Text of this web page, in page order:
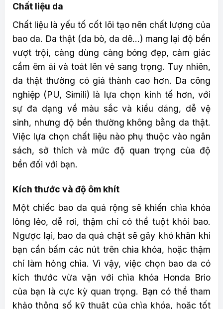
Chất liệu da
Chất liệu là yếu tố cốt lõi tạo nên chất lượng của
bao da. Da thật (da bò, da dê…) mang lại độ bền
vượt trội, càng dùng càng bóng đẹp, cảm giác
cầm êm ái và toát lên vẻ sang trọng. Tuy nhiên,
da thật thường có giá thành cao hơn. Da công
nghiệp (PU, Simili) là lựa chọn kinh tế hơn, với
sự đa dạng về màu sắc và kiểu dáng, dễ vệ
sinh, nhưng độ bền thường không bằng da thật.
Việc lựa chọn chất liệu nào phụ thuộc vào ngân
sách, sở thích và mức độ quan trọng của độ
bền đối với bạn.
Kích thước và độ ôm khít
Một chiếc bao da quá rộng sẽ khiến chìa khóa
lỏng lẻo, dễ rơi, thậm chí có thể tuột khỏi bao.
Ngược lại, bao da quá chật sẽ gây khó khăn khi
bạn cần bấm các nút trên chìa khóa, hoặc thậm
chí làm hỏng chìa. Vì vậy, việc chọn bao da có
kích thước vừa vặn với chìa khóa Honda Brio
của bạn là cực kỳ quan trọng. Bạn có thể tham
khảo thông số kỹ thuật của chìa khóa, hoặc tốt